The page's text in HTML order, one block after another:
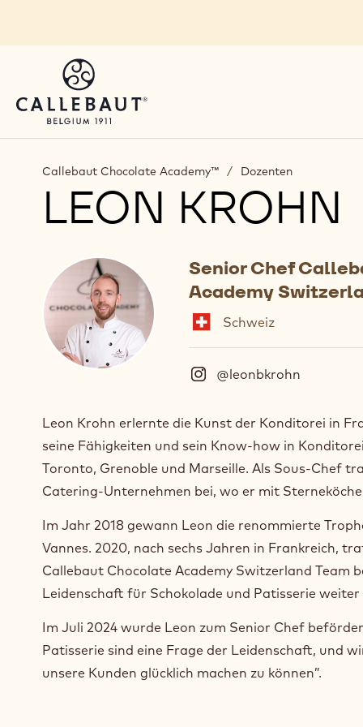
Callebaut Chocolate Academy™ / Dozenten
LEON KROHN
Senior Chef
Academy
Schweiz
@leonbkrohn
s
t
a
r
m
)
.
O
e
n
s
i
Leon Krohn erlernte die Kunst der Konditorei in
seine Fähigkeiten und sein Know-how in
Toronto, Grenoble und Marseille. Als Sous-Chef
Catering-Unternehmen bei, wo er mit
Im Jahr 2018 gewann Leon die renommierte
Vannes. 2020, nach sechs Jahren in Frankreich,
Callebaut Chocolate Academy Switzerland Team
Leidenschaft für Schokolade und Patisserie weiter
Im Juli 2024 wurde Leon zum Senior Chef
Patisserie sind eine Frage der Leidenschaft, und
unsere Kunden glücklich machen zu können”.